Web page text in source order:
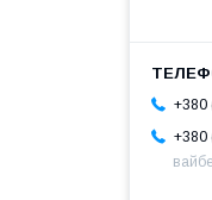
+380
+380